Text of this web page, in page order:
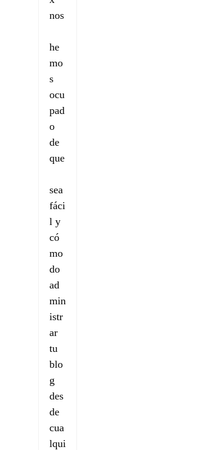
nos
he
mo
s
ocu
pad
o
de
que
sea
fáci
l y
có
mo
do
ad
min
istr
ar
tu
blo
g
des
de
cua
lqui